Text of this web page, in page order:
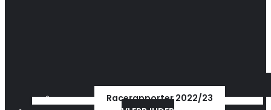
Racerapporter 2022/23